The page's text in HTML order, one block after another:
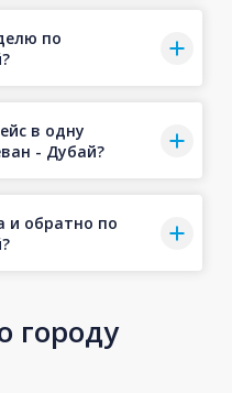
по
в одну
- Дубай?
и обратно по
городу